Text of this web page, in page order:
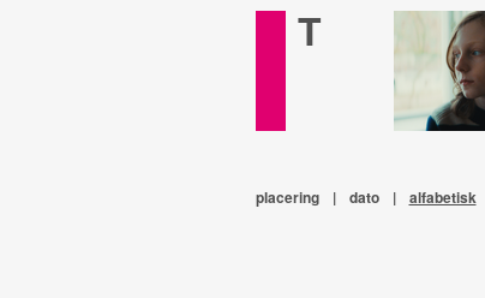
T
placering | dato | alfabetisk